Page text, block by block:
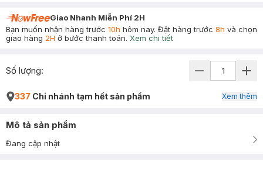
Giao Nhanh Miễn Phí 2H
Bạn muốn nhận hàng trước 10h hôm nay. Đặt hàng trước 8h và chọn
giao hàng 2H ở bước thanh toán. Xem chi tiết
Số lượng:
337 Chi nhánh tạm hết sản phẩm Xem thêm
Mô tả sản phẩm
Đang cập nhật